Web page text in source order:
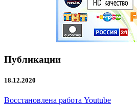
Публикации
18.12.2020
Восстановлена работа Youtube